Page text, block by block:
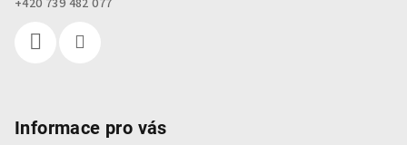
+420 739 482 077
Informace pro vás